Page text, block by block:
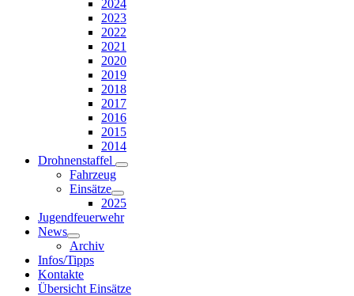
2024
2023
2022
2021
2020
2019
2018
2017
2016
2015
2014
Drohnenstaffel
Fahrzeug
Einsätze
2025
Jugendfeuerwehr
News
Archiv
Infos/Tipps
Kontakte
Übersicht Einsätze